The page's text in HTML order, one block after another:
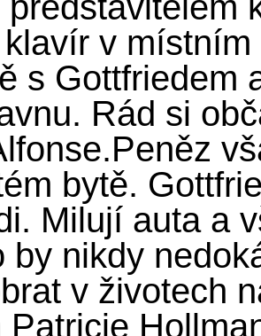
v
s Gottfriedem
Rád si
bytě.
Milují auta a
by nikdy
v životech
Patricie